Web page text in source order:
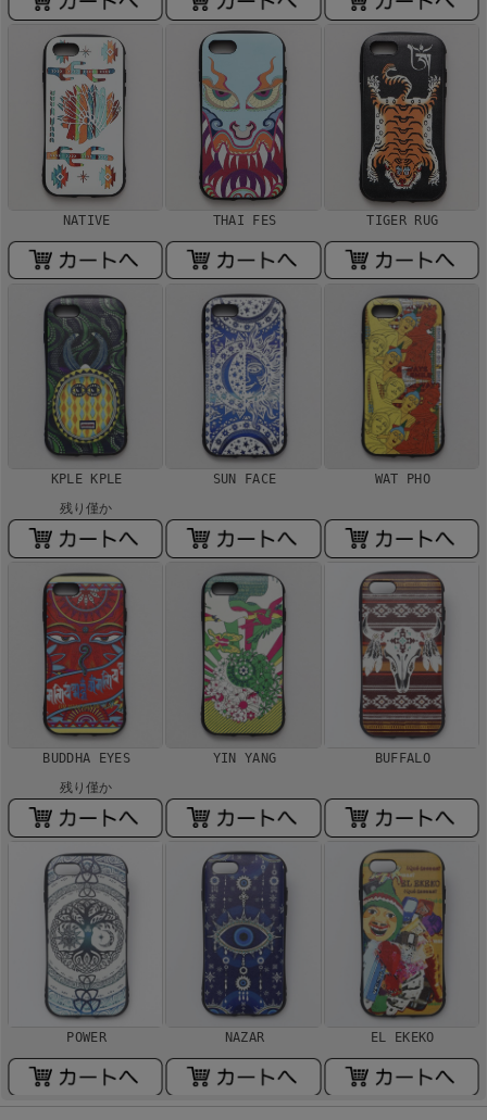
NATIVE THAI FES TIGER RUG
KPLE KPLE
残り僅か
SUN FACE WAT PHO
BUDDHA EYES
残り僅か
YIN YANG BUFFALO
POWER NAZAR EL EKEKO